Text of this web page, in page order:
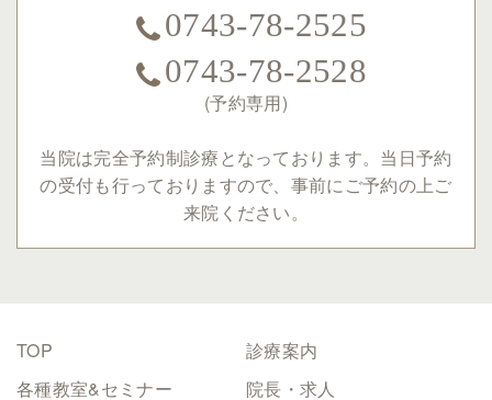
0743-78-2525
0743-78-2528
(予約専用)
当院は完全予約制診療となっております。 当日予約
の受付も行っておりますので、事前にご予約の上ご
来院ください。
TOP
診療案内
各種教室&セミナー
院長・求人